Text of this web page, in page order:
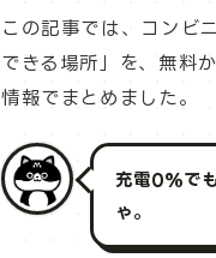
この記事では、コンビ
できる場所」を、無料
情報でまとめました。
充電0%で
ゃ。